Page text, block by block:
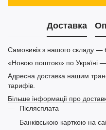
Доставка
Самовивіз з нашого складу —
«Новою поштою» по Україні —
Адресна доставка нашим
тарифів.
Більше інформації про
Післясплата
Банківською карткою на